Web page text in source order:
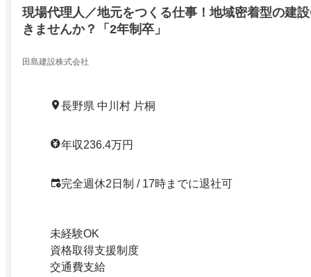
現場代理人／地元をつくる仕事！地域密着型の建
きませんか？「2年制卒」
田島建設株式会社
長野県 中川村 片桐
年収236.4万円
完全週休2日制 / 17時までに退社可
未経験OK
資格取得支援制度
交通費支給